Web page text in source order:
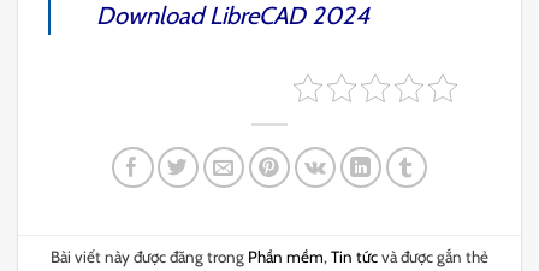
DownloadLibreCAD 2024
Bài viết này được đăng trong Phần mềm, Tin tứcvà được gắn thẻ